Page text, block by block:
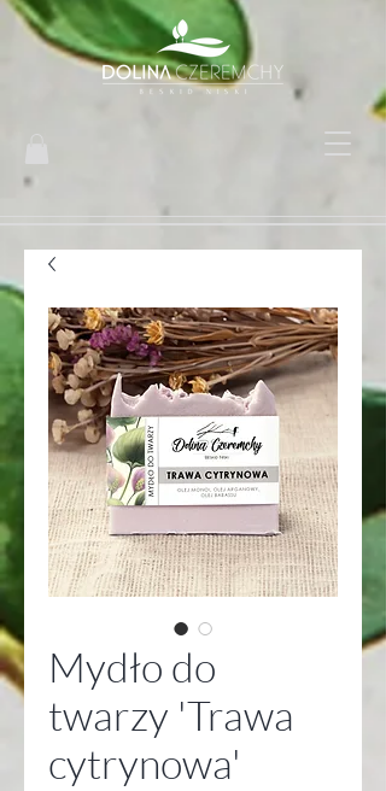
Mydło do
twarzy 'Trawa
cytrynowa'